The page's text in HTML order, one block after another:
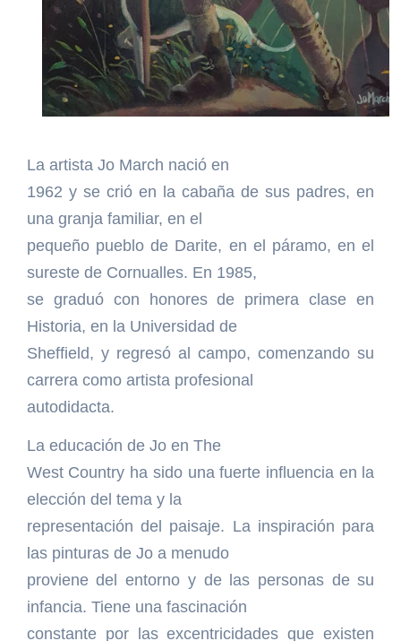
La artista Jo March nació en
1962 y se crió en la cabaña de sus padres, en
una granja familiar, en el
pequeño pueblo de Darite, en el páramo, en el
sureste de Cornualles. En 1985,
se graduó con honores de primera clase en
Historia, en la Universidad de
Sheffield, y regresó al campo, comenzando su
carrera como artista profesional
autodidacta.
La educación de Jo en The
West Country ha sido una fuerte influencia en la
elección del tema y la
representación del paisaje. La inspiración para
las pinturas de Jo a menudo
proviene del entorno y de las personas de su
infancia. Tiene una fascinación
constante por las excentricidades que existen